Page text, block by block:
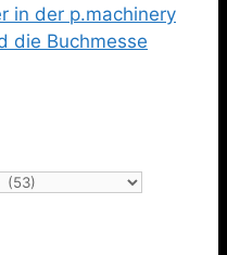
in der p.machinery
die Buchmesse